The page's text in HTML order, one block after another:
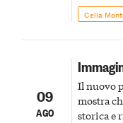
Cella
09
AGO
Il nuovo
mostra
storica e